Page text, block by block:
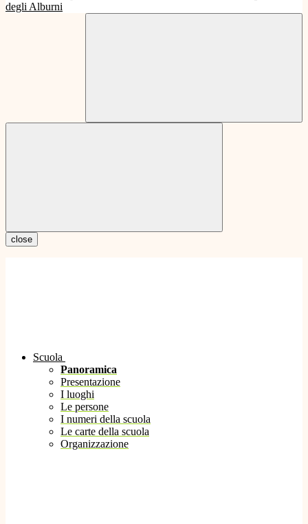
close
Scuola
Panoramica
Presentazione
I luoghi
Le persone
I numeri della scuola
Le carte della scuola
Organizzazione